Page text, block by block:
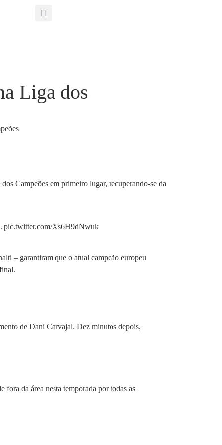
Liga dos
Campeões em primeiro lugar, recuperando-se da
pic.twitter.com/Xs6H9dNwuk
– garantiram que o atual campeão europeu
de Dani Carvajal. Dez minutos depois,
da área nesta temporada por todas as